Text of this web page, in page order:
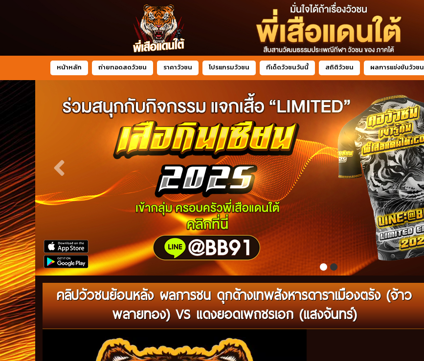
หน้าหลัก ถ่ายทอดสดวัวชน ราคาวัวชน โปรแกรมวัวชน ทีเด็ดวัวชนวันนี้ สถิติวัวชน ผลการแข่งขันวัวชน
คลิปวัวชนย้อนหลัง ผลการชน ดุกด้างเทพสังหารดาราเมืองตรัง (จ้าว
พลายทอง) VS แดงยอดเพถชรเอก (แสงจันทร์)